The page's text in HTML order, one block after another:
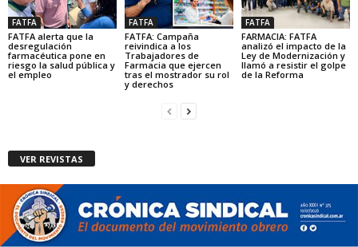
FATFA
FATFA alerta que la
desregulación
farmacéutica pone en
riesgo la salud pública y
el empleo
FATFA
FATFA: Campaña
reivindica a los
Trabajadores de
Farmacia que ejercen
tras el mostrador su rol
y derechos
FATFA
FARMACIA: FATFA
analizó el impacto de la
Ley de Modernización y
llamó a resistir el golpe
de la Reforma
VER REVISTAS